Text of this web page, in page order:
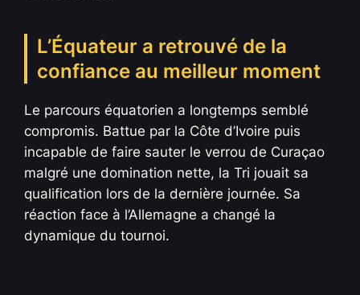
L’Équateur a retrouvé de la
confiance au meilleur moment
Le parcours équatorien a longtemps semblé
compromis. Battue par la Côte d’Ivoire puis
incapable de faire sauter le verrou de Curaçao
malgré une domination nette, la Tri jouait sa
qualification lors de la dernière journée. Sa
réaction face à l’Allemagne a changé la
dynamique du tournoi.